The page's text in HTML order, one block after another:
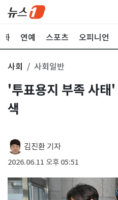
화 연예 스포츠 오피니언
사회 사회일반
'투표용지 부족 사태
색
김진환 기자
2026.06.11 오후 05:51